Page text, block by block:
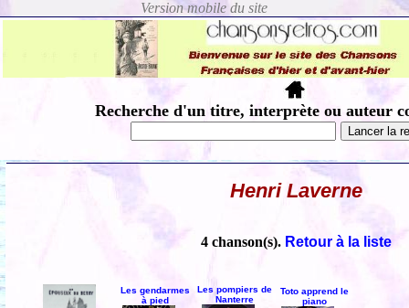
Recherche d'un titre, interprète ou auteur
Henri Laverne
4 chanson(s). Retour à la liste
Les gendarmes
à pied
Les pompiers de
Nanterre
Toto apprend le
piano